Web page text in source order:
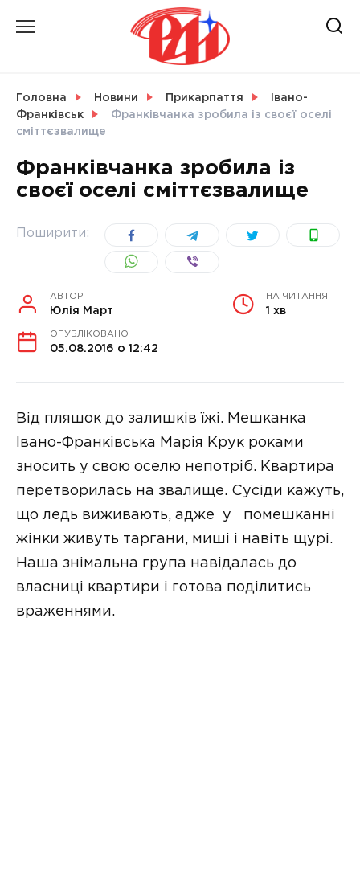
СВІТ
Головна Новини Прикарпаття
Івано-
Франківськ
Франківчанка зробила із своєї оселі
сміттєзвалище
Франківчанка зробила із
своєї оселі сміттєзвалище
Поширити:
АВТОР
Юлія Март
НА ЧИТАННЯ
1 хв
ОПУБЛІКОВАНО
05.08.2016 о 12:42
Від пляшок до залишків їжі. Мешканка
Івано-Франківська Марія Крук роками
зносить у свою оселю непотріб. Квартира
перетворилась на звалище. Сусіди кажуть,
що ледь виживають, адже у помешканні
жінки живуть таргани, миші і навіть щурі.
Наша знімальна група навідалась до
власниці квартири і готова поділитись
враженнями.